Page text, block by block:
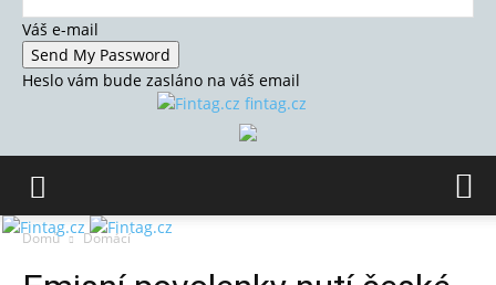
Váš e-mail
Heslo vám bude zasláno na váš email
fintag.cz
Domů Domácí